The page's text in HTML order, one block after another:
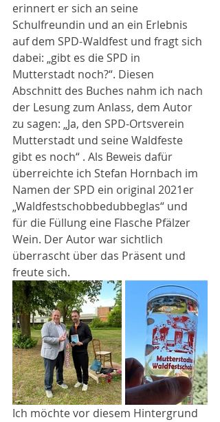
erinnert er sich an seine
Schulfreundin und an ein Erlebnis
auf dem SPD-Waldfest und fragt sich
dabei: „gibt es die SPD in
Mutterstadt noch?“. Diesen
Abschnitt des Buches nahm ich nach
der Lesung zum Anlass, dem Autor
zu sagen: „Ja, den SPD-Ortsverein
Mutterstadt und seine Waldfeste
gibt es noch“ . Als Beweis dafür
überreichte ich Stefan Hornbach im
Namen der SPD ein original 2021er
„Waldfestschobbedubbeglas“ und
für die Füllung eine Flasche Pfälzer
Wein. Der Autor war sichtlich
überrascht über das Präsent und
freute sich.
Ich möchte vor diesem Hintergrund